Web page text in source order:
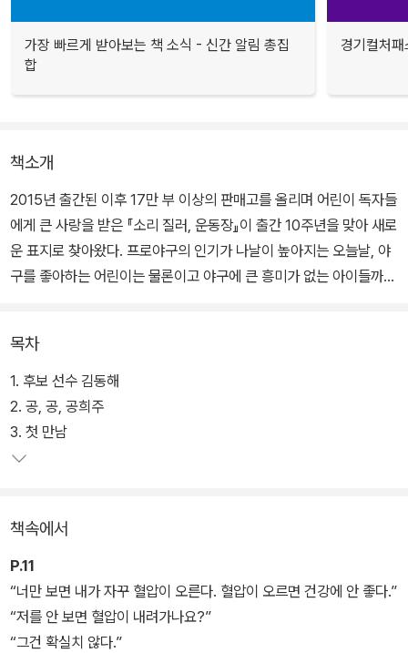
가장 빠르게 받아보는 책 소식 - 신간 알림 총집
합
경기컬처
책소개
2015년 출간된 이후 17만 부 이상의 판매고를 올리며 어린이 독자들
에게 큰 사랑을 받은 『소리 질러, 운동장』이 출간 10주년을 맞아 새로
운 표지로 찾아왔다. 프로야구의 인기가 나날이 높아지는 오늘날, 야
구를 좋아하는 어린이는 물론이고 야구에 큰 흥미가 없는 아이들까지
『소리 질러, 운동장』은 지난 10년간 평단과 학교 현장에서 독보적인
지지를 받은 진형민 작가의 장편동화로, 우리나라 창작동화를 대표하
는 작품 중 하나로 자리 잡았다. 야구부에서 쫓겨난 김동해와 야구부
에 들어가지 못한 공희주가 ‘막야구부’를 만들어 자기들만의 방식으
로 야구를 즐기는 모습이 유쾌하게 펼쳐진다는 작품이다.
훼방을 놓지만 막야구부는 자신들의 운동장을 지키기 위해 최선을 다
한다. 같은 목표를 향해 함께 행동하고 고민하는 아이들의 모습을 통
해 정의, 진리, 평등 등 중요한 가치에 관한 작가의 깊이 있는 시선을
느낄 수 있다. 같이 땀 흘리며 야구공처럼 단단해져 가는 아이들의 모
습이 어린이 독자들에게 좋은 책을 읽는 즐거움을 선사할 것이다.
목차
1. 후보 선수 김동해
2. 공, 공, 공희주
3. 첫 만남
책속에서
P.11
“너만 보면 내가 자꾸 혈압이 오른다. 혈압이 오르면 건강에 안 좋다.”
“저를 안 보면 혈압이 내려가나요?”
“그건 확실치 않다.”